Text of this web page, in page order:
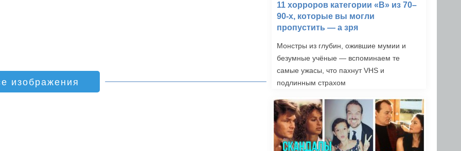
изображения
11 хорроров категории «B» из 70–
90-х, которые вы могли
пропустить — а зря
Монстры из глубин, ожившие мумии и
безумные учёные — вспоминаем те
самые ужасы, что пахнут VHS и
подлинным страхом